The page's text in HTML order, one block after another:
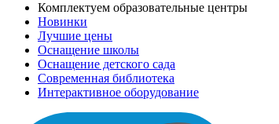
Комплектуем образовательные центры
Новинки
Лучшие цены
Оснащение школы
Оснащение детского сада
Современная библиотека
Интерактивное оборудование